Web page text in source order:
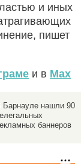
и иных
пишет
и в Max
Барнауле нашли 90
баннеров